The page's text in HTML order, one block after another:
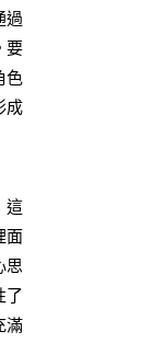
過
要
色
成
這
面
思
了
滿